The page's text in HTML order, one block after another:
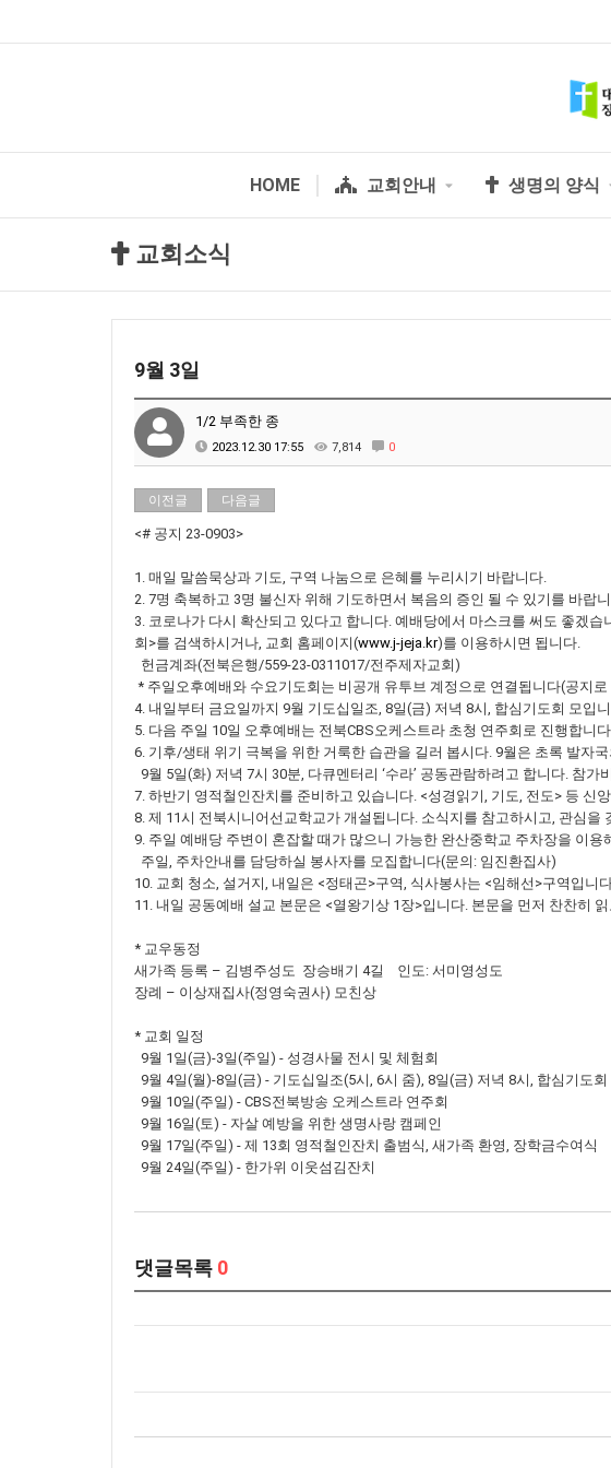
HOME 교회안내 생명의 양식
교회소식
9월 3일
1/2 부족한 종
2023.12.30 17:55 7,814 0
이전글 다음글
<# 공지 23-0903>
1. 매일 말씀묵상과 기도, 구역 나눔으로 은혜를 누리시기 바랍니다.
2. 7명 축복하고 3명 불신자 위해 기도하면서 복음의 증인 될 수 있기를 바랍
3. 코로나가 다시 확산되고 있다고 합니다. 예배당에서 마스크를 써도 좋겠
회>를 검색하시거나, 교회 홈페이지(www.j-jeja.kr)를 이용하시면 됩니다.
헌금계좌(전북은행/559-23-0311017/전주제자교회)
* 주일오후예배와 수요기도회는 비공개 유투브 계정으로 연결됩니다(공지로
4. 내일부터 금요일까지 9월 기도십일조, 8일(금) 저녁 8시, 합심기도회 모입
5. 다음 주일 10일 오후예배는 전북CBS오케스트라 초청 연주회로 진행합니
6. 기후/생태 위기 극복을 위한 거룩한 습관을 길러 봅시다. 9월은 초록 발자
9월 5일(화) 저녁 7시 30분, 다큐멘터리 ‘수라’ 공동관람하려고 합니다. 참
7. 하반기 영적철인잔치를 준비하고 있습니다. <성경읽기, 기도, 전도> 등
8. 제 11시 전북시니어선교학교가 개설됩니다. 소식지를 참고하시고, 관심을
9. 주일 예배당 주변이 혼잡할 때가 많으니 가능한 완산중학교 주차장을 이용
주일, 주차안내를 담당하실 봉사자를 모집합니다(문의: 임진환집사)
10. 교회 청소, 설거지, 내일은 <정태곤>구역, 식사봉사는 <임해선>구역입니
11. 내일 공동예배 설교 본문은 <열왕기상 1장>입니다. 본문을 먼저 찬찬히
* 교우동정
새가족 등록 – 김병주성도 장승배기 4길 인도: 서미영성도
장례 – 이상재집사(정영숙권사) 모친상
* 교회 일정
9월 1일(금)-3일(주일) - 성경사물 전시 및 체험회
9월 4일(월)-8일(금) - 기도십일조(5시, 6시 줌), 8일(금) 저녁 8시, 합심기도회
9월 10일(주일) - CBS전북방송 오케스트라 연주회
9월 16일(토) - 자살 예방을 위한 생명사랑 캠페인
9월 17일(주일) - 제 13회 영적철인잔치 출범식, 새가족 환영, 장학금수여식
9월 24일(주일) - 한가위 이웃섬김잔치
댓글목록 0